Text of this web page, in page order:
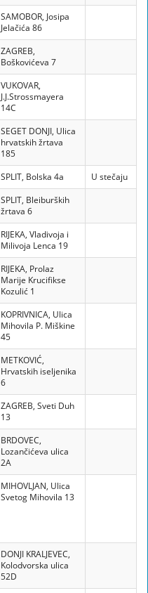
SAMOBOR, Josipa
Jelačića 86
ZAGREB,
Boškovićeva 7
VUKOVAR,
J.J.Strossmayera
14C
SEGET DONJI, Ulica
hrvatskih žrtava
185
SPLIT, Bolska 4a
U stečaju
SPLIT, Bleiburških
žrtava 6
RIJEKA, Vladivoja i
Milivoja Lenca 19
RIJEKA, Prolaz
Marije Krucifikse
Kozulić 1
KOPRIVNICA, Ulica
Mihovila P. Miškine
45
METKOVIĆ,
Hrvatskih iseljenika
6
ZAGREB, Sveti Duh
13
BRDOVEC,
Lozančićeva ulica
2A
MIHOVLJAN, Ulica
Svetog Mihovila 13
DONJI KRALJEVEC,
Kolodvorska ulica
52D